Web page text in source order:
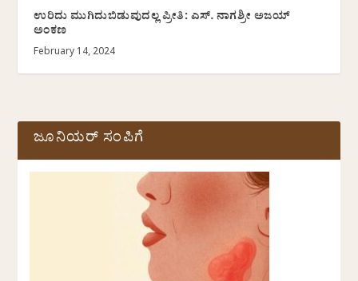
ಉರಿದು ಮುಗಿದುಬಿಡುವುದಲ್ಲ ಪ್ರೀತಿ: ಎಸ್. ನಾಗಶ್ರೀ ಅಜಯ್
ಅಂಕಣ
February 14, 2024
ಜೂನಿಯರ್ ಸಂಪಿಗೆ